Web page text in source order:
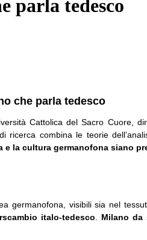
parla tedesco
che parla tedesco
Cattolica del Sacro Cuore,
ricerca combina le teorie
e la cultura germanofona siano
germanofona, visibili sia nel
italo-tedesco Milano da